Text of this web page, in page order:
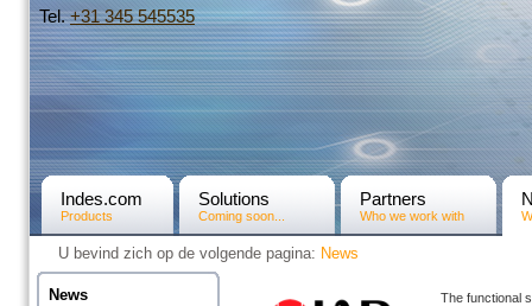
Tel.+31­ 345 545535
Indes.com
Products
Solutions
Coming soon...
Partners
Who we work with
U bevind zich op de volgende pagina: News
News
The functional